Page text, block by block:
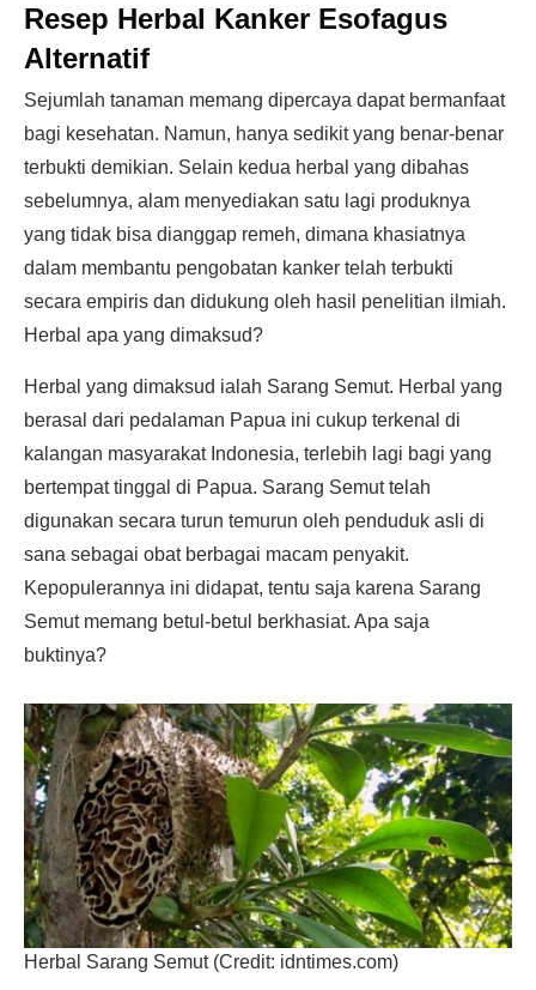
Resep Herbal Kanker Esofagus
Alternatif
Sejumlah tanaman memang dipercaya dapat bermanfaat
bagi kesehatan. Namun, hanya sedikit yang benar-benar
terbukti demikian. Selain kedua herbal yang dibahas
sebelumnya, alam menyediakan satu lagi produknya
yang tidak bisa dianggap remeh, dimana khasiatnya
dalam membantu pengobatan kanker telah terbukti
secara empiris dan didukung oleh hasil penelitian ilmiah.
Herbal apa yang dimaksud?
Herbal yang dimaksud ialah Sarang Semut. Herbal yang
berasal dari pedalaman Papua ini cukup terkenal di
kalangan masyarakat Indonesia, terlebih lagi bagi yang
bertempat tinggal di Papua. Sarang Semut telah
digunakan secara turun temurun oleh penduduk asli di
sana sebagai obat berbagai macam penyakit.
Kepopulerannya ini didapat, tentu saja karena Sarang
Semut memang betul-betul berkhasiat. Apa saja
buktinya?
Herbal Sarang Semut (Credit: idntimes.com)